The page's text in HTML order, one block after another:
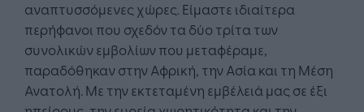
αναπτυσσόμενες χώρες. Είμαστε ιδιαίτερα
περήφανοι που σχεδόν τα δύο τρίτα των
συνολικών εμβολίων που μεταφέραμε,
παραδόθηκαν στην Αφρική, την Ασία και τη Μέση
Ανατολή. Με την εκτεταμένη εμβέλειά μας σε έξι